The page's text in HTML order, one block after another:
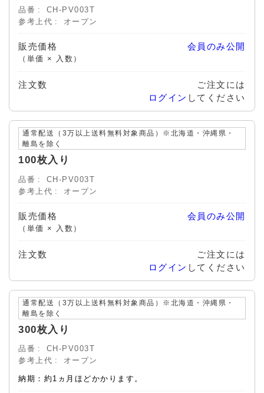
品番
CH-PV003T
参考上代
オープン
販売価格
（単価 × 入数）
会員のみ公開
注文数
ご注文には
ログイン してください
通常配送（3万以上送料無料対象商品）※北海道・沖縄県・
離島を除く
100枚入り
品番
CH-PV003T
参考上代
オープン
販売価格
（単価 × 入数）
会員のみ公開
注文数
ご注文には
ログイン してください
通常配送（3万以上送料無料対象商品）※北海道・沖縄県・
離島を除く
300枚入り
品番
CH-PV003T
参考上代
オープン
納期：約1ヵ月ほどかかります。